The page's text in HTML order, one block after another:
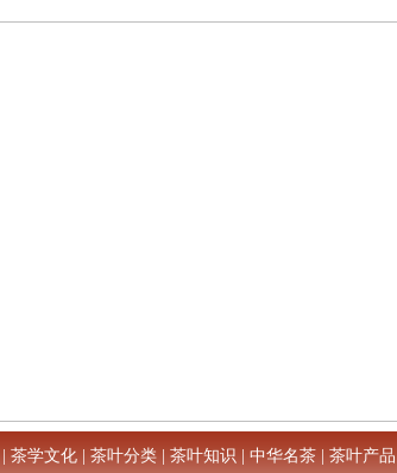
茶学文化 茶叶分类 茶叶知识 中华名茶 茶叶产品